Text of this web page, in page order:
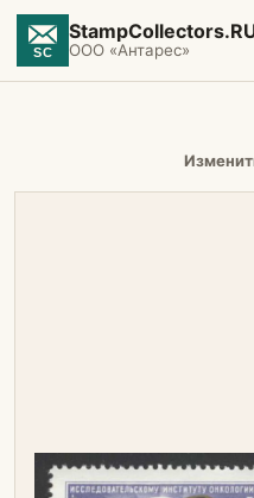
ООО «Антарес»